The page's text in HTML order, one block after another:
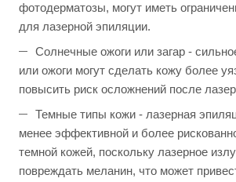
фотодерматозы, могут иметь
для лазерной эпиляции.
Солнечные ожоги или загар -
или ожоги могут сделать кожу более
повысить риск осложнений после
Темные типы кожи - лазерная
менее эффективной и более
темной кожей, поскольку лазерное
повреждать меланин, что может